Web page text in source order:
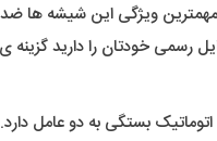
ویژگی این شیشه ها
خودتان را دارید گزینه
بستگی به دو عامل